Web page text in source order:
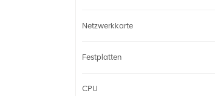
Netzwerkkarte
Festplatten
CPU